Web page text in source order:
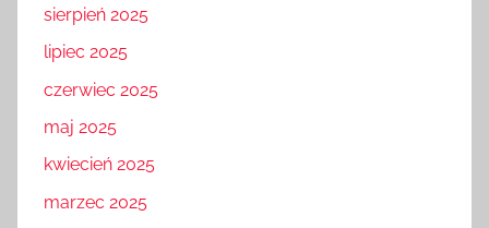
sierpień 2025
lipiec 2025
czerwiec 2025
maj 2025
kwiecień 2025
marzec 2025